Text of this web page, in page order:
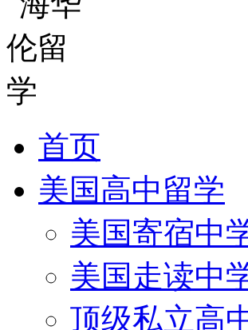
首页
美国高中留学
美国寄宿中
美国走读中
顶级私立高